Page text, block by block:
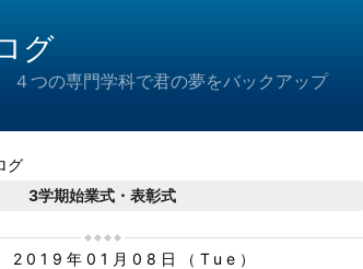
グ
の専門学科で君の夢をバックアップ
グ
3学期始業式・表彰式
2019年01月08日（Tue）